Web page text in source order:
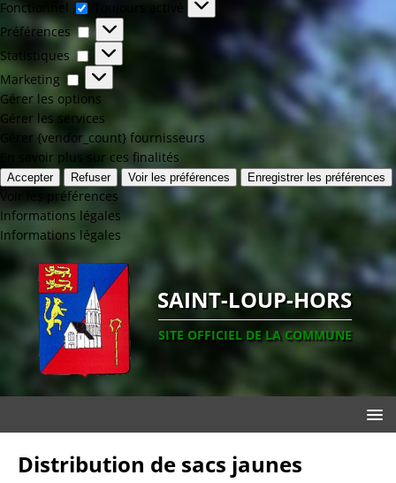
Fonctionnel
Toujours activé
Préférences
Statistiques
Marketing
Gérer les options
Gérer les services
Gérer {vendor_count} fournisseurs
En savoir plus sur ces finalités
Accepter Refuser Voir les préférences Enregistrer les préférences
Voir les préférences
Informations légales
Informations légales
SAINT-LOUP-HORS
SITE OFFICIEL DE LA COMMUNE
Distribution de sacs jaunes